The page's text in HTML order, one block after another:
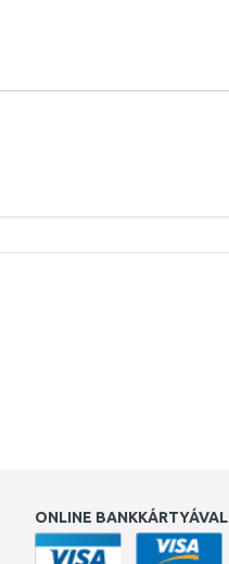
ONLINE BANKKÁRTYÁVAL